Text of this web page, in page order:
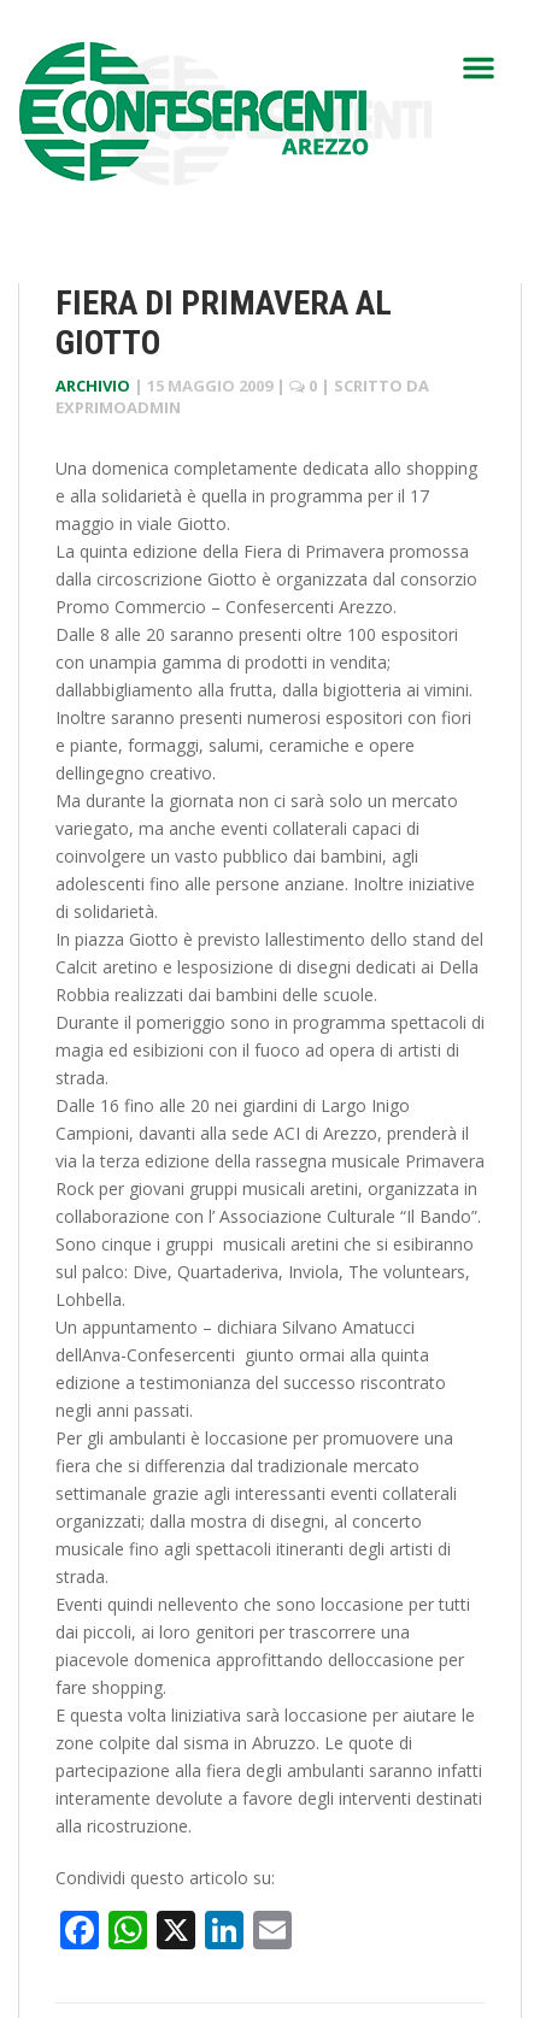
FIERA DI PRIMAVERA AL
GIOTTO
ARCHIVIO | 15 MAGGIO 2009 | 0 | SCRITTO DA
EXPRIMOADMIN
Una domenica completamente dedicata allo shopping
e alla solidarietà è quella in programma per il 17
maggio in viale Giotto.
La quinta edizione della Fiera di Primavera promossa
dalla circoscrizione Giotto è organizzata dal consorzio
Promo Commercio – Confesercenti Arezzo.
Dalle 8 alle 20 saranno presenti oltre 100 espositori
con unampia gamma di prodotti in vendita;
dallabbigliamento alla frutta, dalla bigiotteria ai vimini.
Inoltre saranno presenti numerosi espositori con fiori
e piante, formaggi, salumi, ceramiche e opere
dellingegno creativo.
Ma durante la giornata non ci sarà solo un mercato
variegato, ma anche eventi collaterali capaci di
coinvolgere un vasto pubblico dai bambini, agli
adolescenti fino alle persone anziane. Inoltre iniziative
di solidarietà.
In piazza Giotto è previsto lallestimento dello stand del
Calcit aretino e lesposizione di disegni dedicati ai Della
Robbia realizzati dai bambini delle scuole.
Durante il pomeriggio sono in programma spettacoli di
magia ed esibizioni con il fuoco ad opera di artisti di
strada.
Dalle 16 fino alle 20 nei giardini di Largo Inigo
Campioni, davanti alla sede ACI di Arezzo, prenderà il
via la terza edizione della rassegna musicale Primavera
Rock per giovani gruppi musicali aretini, organizzata in
collaborazione con l’ Associazione Culturale “Il Bando”.
Sono cinque i gruppi musicali aretini che si esibiranno
sul palco: Dive, Quartaderiva, Inviola, The voluntears,
Lohbella.
Un appuntamento – dichiara Silvano Amatucci
dellAnva-Confesercenti  giunto ormai alla quinta
edizione a testimonianza del successo riscontrato
negli anni passati.
Per gli ambulanti è loccasione per promuovere una
fiera che si differenzia dal tradizionale mercato
settimanale grazie agli interessanti eventi collaterali
organizzati; dalla mostra di disegni, al concerto
musicale fino agli spettacoli itineranti degli artisti di
strada.
Eventi quindi nellevento che sono loccasione per tutti
dai piccoli, ai loro genitori per trascorrere una
piacevole domenica approfittando delloccasione per
fare shopping.
E questa volta liniziativa sarà loccasione per aiutare le
zone colpite dal sisma in Abruzzo. Le quote di
partecipazione alla fiera degli ambulanti saranno infatti
interamente devolute a favore degli interventi destinati
alla ricostruzione.
Condividi questo articolo su:
Facebook
WhatsApp
X LinkedIn